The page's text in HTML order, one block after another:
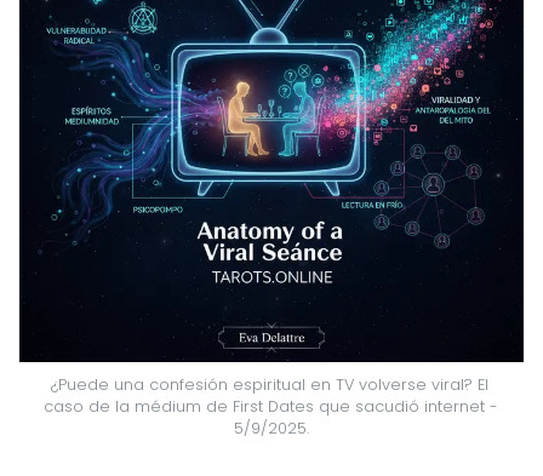
¿Puede una confesión espiritual en TV volverse viral? El
caso de la médium de First Dates que sacudió internet -
5/9/2025.